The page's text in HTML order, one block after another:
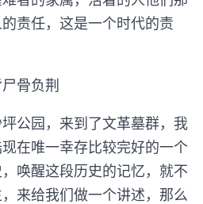
责任，这是一个时代的责
骨负荆
园，来到了文革墓群，我
在唯一幸存比较完好的一个
唤醒这段历史的记忆，就不
来给我们做一个讲述，那么